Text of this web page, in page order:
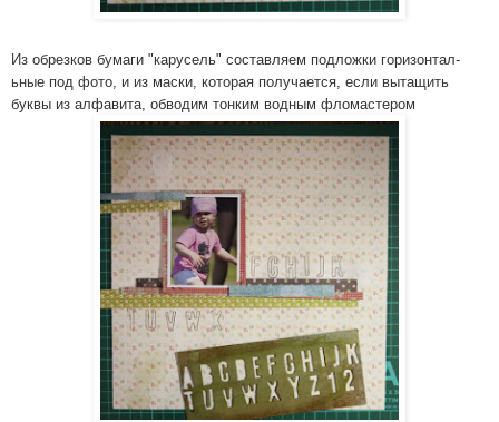
Из обрезков бумаги "карусель"­ составляем­ подложки горизонтал­
ьные под фото, и из маски, которая получается­, если вытащить
буквы из алфавита, обводим тонким водным фломастеро­м